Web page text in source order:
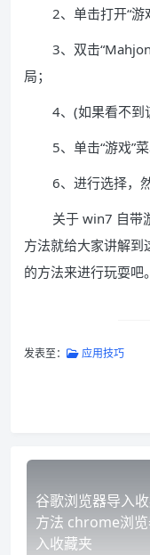
2、单击打开“游
3、双击
局；
4、(如果看不到
5、单击“游戏”
6、进行选择，
关于 win7 自带
方法就给大家讲解
的方法来进行玩耍吧。
发表至： 应用技巧
谷歌浏览器导入
方法 chrome浏
入收藏夹